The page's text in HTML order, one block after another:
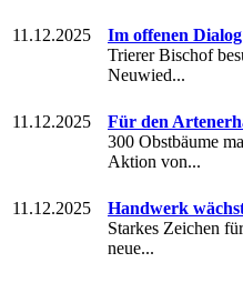
11.12.2025
Im offenen Dialog
Trierer Bischof
Neuwied...
11.12.2025
Für den
300 Obstbäume
Aktion von...
11.12.2025
Handwerk
Starkes Zeichen
neue...